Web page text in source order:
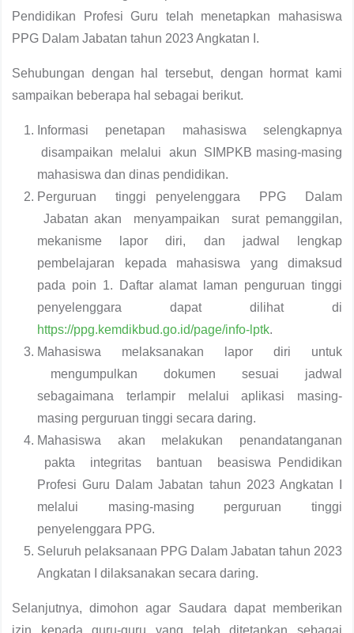
Pendidikan Profesi Guru telah menetapkan mahasiswa
PPG Dalam Jabatan tahun 2023 Angkatan I.
Sehubungan dengan hal tersebut, dengan hormat kami
sampaikan beberapa hal sebagai berikut.
Informasi penetapan mahasiswa selengkapnya
disampaikan melalui akun SIMPKB masing-masing
mahasiswa dan dinas pendidikan.
Perguruan tinggi penyelenggara PPG Dalam
Jabatan akan menyampaikan surat pemanggilan,
mekanisme lapor diri, dan jadwal lengkap
pembelajaran kepada mahasiswa yang dimaksud
pada poin 1. Daftar alamat laman penguruan tinggi
penyelenggara dapat dilihat di
https://ppg.kemdikbud.go.id/page/info-lptk.
Mahasiswa melaksanakan lapor diri untuk
mengumpulkan dokumen sesuai jadwal
sebagaimana terlampir melalui aplikasi masing-
masing perguruan tinggi secara daring.
Mahasiswa akan melakukan penandatanganan
pakta integritas bantuan beasiswa Pendidikan
Profesi Guru Dalam Jabatan tahun 2023 Angkatan I
melalui masing-masing perguruan tinggi
penyelenggara PPG.
Seluruh pelaksanaan PPG Dalam Jabatan tahun 2023
Angkatan I dilaksanakan secara daring.
Selanjutnya, dimohon agar Saudara dapat memberikan